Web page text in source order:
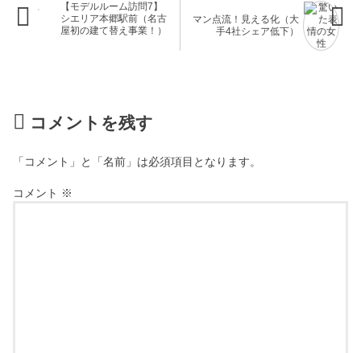
【モデルルーム訪問7】
シエリア本郷駅前（名古
屋初の建て替え事業！）
マン点流！見える化（大
手4社シェア低下）
コメントを残す
「コメント」と「名前」は必須項目となります。
コメント ※